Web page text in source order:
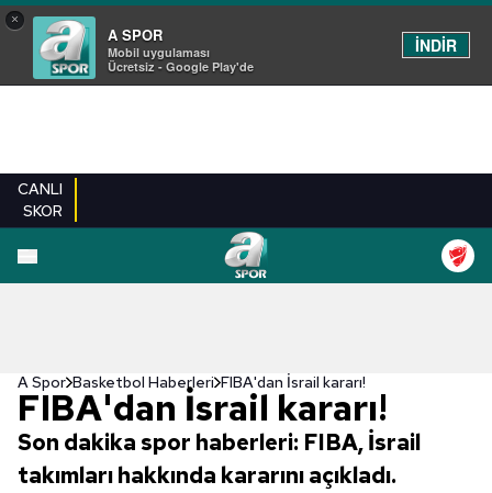
×
A SPOR
Mobil uygulaması
Ücretsiz - Google Play'de
İNDİR
CANLI
SKOR
A Spor Basketbol Haberleri FIBA'dan İsrail kararı!
FIBA'dan İsrail kararı!
Son dakika spor haberleri: FIBA, İsrail
takımları hakkında kararını açıkladı.